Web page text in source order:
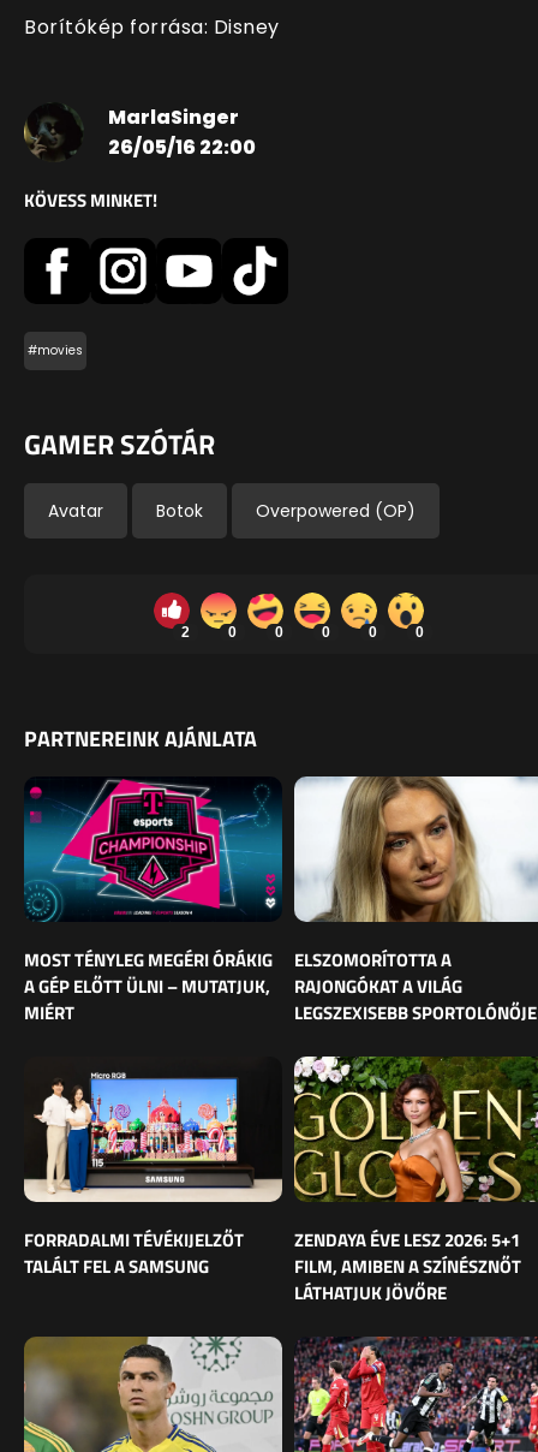
Borítókép forrása: Disney
MarlaSinger
26/05/16 22:00
KÖVESS MINKET!
#movies
GAMER SZÓTÁR
Avatar Botok Overpowered (OP)
2 0 0 0 0 0
PARTNEREINK AJÁNLATA
MOST TÉNYLEG MEGÉRI ÓRÁKIG
A GÉP ELŐTT ÜLNI – MUTATJUK,
MIÉRT
ELSZOMORÍTOTTA A
RAJONGÓKAT A VILÁG
LEGSZEXISEBB SPORTOLÓNŐJE
FORRADALMI TÉVÉKIJELZŐT
TALÁLT FEL A SAMSUNG
ZENDAYA ÉVE LESZ 2026: 5+1
FILM, AMIBEN A SZÍNÉSZNŐT
LÁTHATJUK JÖVŐRE